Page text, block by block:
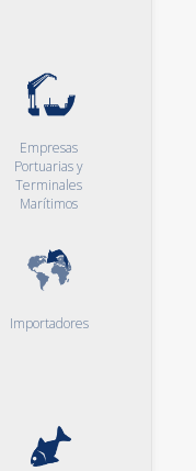
Empresas
Portuarias y
Terminales
Marítimos
Importadores